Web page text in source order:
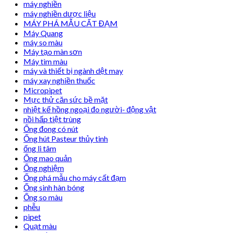
máy nghiền
máy nghiền dược liệu
MÁY PHÁ MẪU CẤT ĐẠM
Máy Quang
máy so màu
Máy tạo màn sơn
Máy tìm màu
máy và thiết bị ngành dệt may
máy xay nghiền thuốc
Micropipet
Mực thử căn sức bề mặt
nhiệt kế hồng ngoại đo người- động vật
nồi hấp tiệt trùng
Ống đong có nút
Ống hút Pasteur thủy tinh
ống li tâm
Ống mao quản
Ống nghiệm
Ống phá mẫu cho máy cất đạm
Ống sinh hàn bóng
Ống so màu
phễu
pipet
Quạt màu